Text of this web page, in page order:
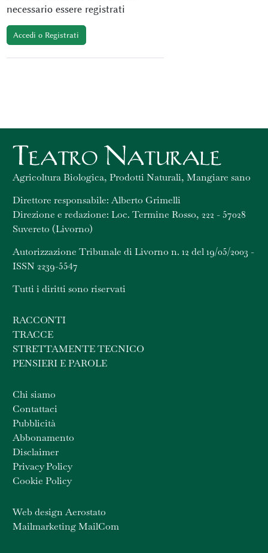
necessario essere registrati
Accedi o Registrati
Agricoltura Biologica, Prodotti Naturali, Mangiare sano
Direttore responsabile: Alberto Grimelli
Direzione e redazione: Loc. Termine Rosso, 222 - 57028
Suvereto (Livorno)
Autorizzazione Tribunale di Livorno n. 12 del 19/05/2003 -
ISSN 2239-5547
Tutti i diritti sono riservati
RACCONTI
TRACCE
STRETTAMENTE TECNICO
PENSIERI E PAROLE
Chi siamo
Contattaci
Pubblicità
Abbonamento
Disclaimer
Privacy Policy
Cookie Policy
Web design Aerostato
Mailmarketing MailCom